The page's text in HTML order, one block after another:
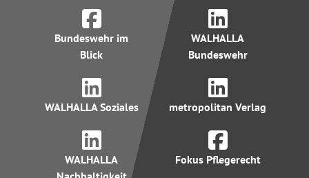
Bundeswehr im
Blick
WALHALLA
Bundeswehr
WALHALLA Soziales metropolitan Verlag
WALHALLA
Fokus Pflegerecht